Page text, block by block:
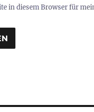
in diesem Browser für